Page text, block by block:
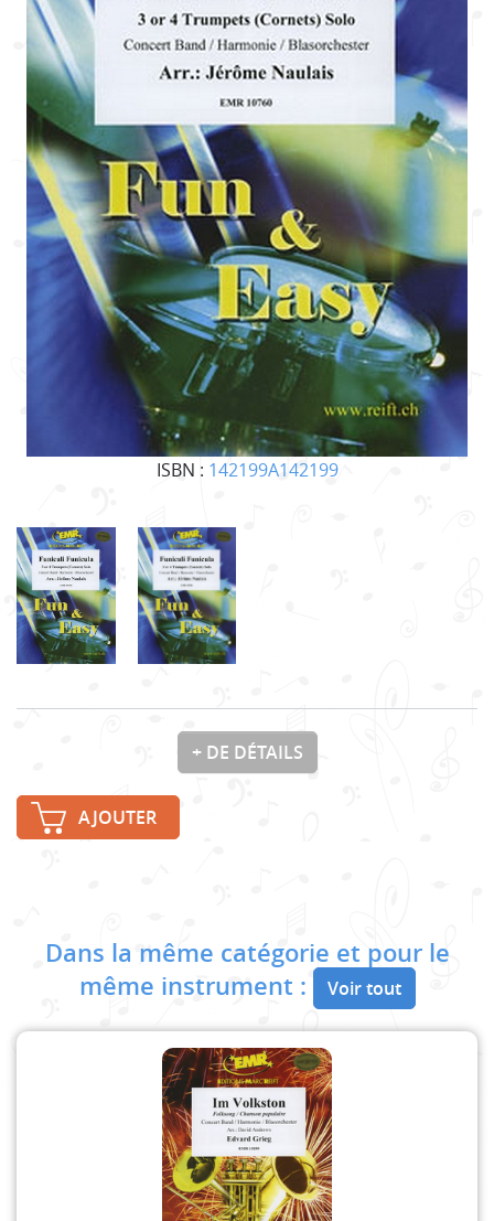
ISBN : 142199A142199
+ DE DÉTAILS
AJOUTER
Dans la même catégorie et pour le
même instrument :
Voir tout